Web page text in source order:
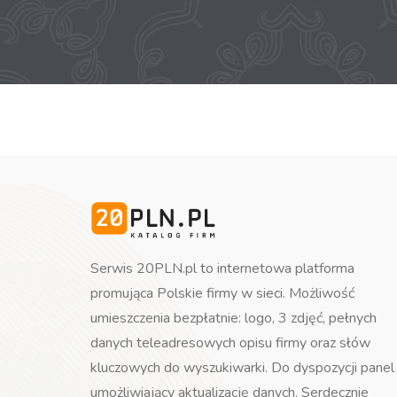
Serwis 20PLN.pl to internetowa platforma
promująca Polskie firmy w sieci. Możliwość
umieszczenia bezpłatnie: logo, 3 zdjęć, pełnych
danych teleadresowych opisu firmy oraz słów
kluczowych do wyszukiwarki. Do dyspozycji panel
umożliwiający aktualizację danych. Serdecznie